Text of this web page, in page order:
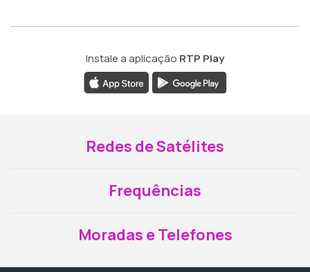
Instale a aplicação RTP Play
Redes de Satélites
Frequências
Moradas e Telefones